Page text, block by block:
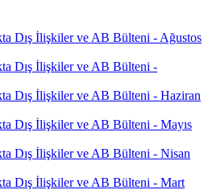
Dış İlişkiler ve AB Bülteni - Ağustos
Dış İlişkiler ve AB Bülteni -
Dış İlişkiler ve AB Bülteni - Haziran
Dış İlişkiler ve AB Bülteni - Mayıs
Dış İlişkiler ve AB Bülteni - Nisan
Dış İlişkiler ve AB Bülteni - Mart